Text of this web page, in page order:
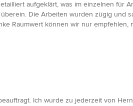
aufgeklärt, was im einzelnen für
Die Arbeiten wurden zügig und
Raumwert können wir nur
Ich wurde zu jederzeit von